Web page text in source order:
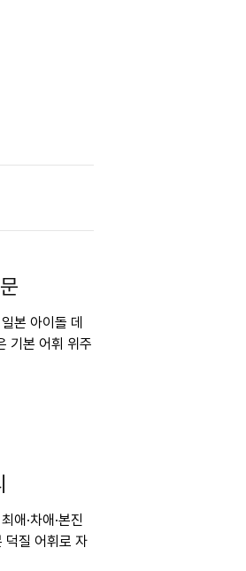
본 아이돌 데
기본 어휘 위주
애·차애·본진
덕질 어휘로 자